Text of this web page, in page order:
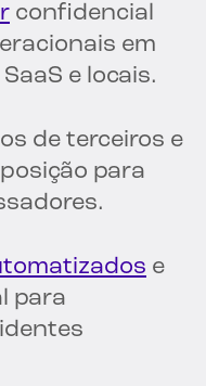
confidencial
em
e locais.
de terceiros e
para
e
para